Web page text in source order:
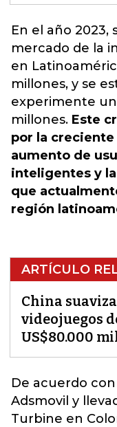
En el año 2023,
mercado de la
en
millones, y se
experimente
millones. Este
por la
aumento de
inteligentes y
que
región
ARTÍCULO
China
videojuegos
US$80.000
De acuerdo
Adsmovil y
Turbine en